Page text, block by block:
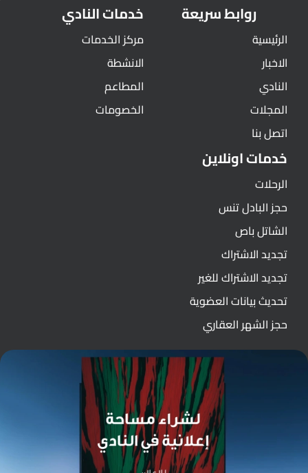
روابط سريعة
الرئيسية
الاخبار
النادي
المجلات
اتصل بنا
خدمات النادي
مركز الخدمات
الانشطة
المطاعم
الخصومات
خدمات اونلاين
الرحلات
حجز البادل تنس
الشاتل باص
تجديد الاشتراك
تجديد الاشتراك للغير
تحديث بيانات العضوية
حجز الشهر العقاري